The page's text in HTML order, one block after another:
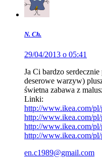
N. Ch.
29/04/2013 o 05:41
Ja Ci bardzo
deserowe warzyw)
świetna zabawa z
Linki:
http://www.ikea.com/
http://www.ikea.com/
http://www.ikea.com/
http://www.ikea.com/
en.c1989@gmail.com